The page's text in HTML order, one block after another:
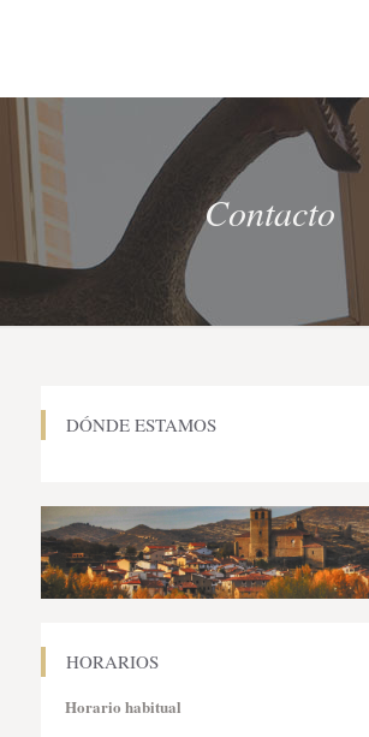
Contacto
DÓNDE ESTAMOS
HORARIOS
Horario habitual